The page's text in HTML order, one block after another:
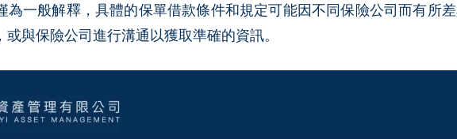
為一般解釋，具體的保單借款條件和規定可能因不同保險公司而有所
與保險公司進行溝通以獲取準確的資訊。